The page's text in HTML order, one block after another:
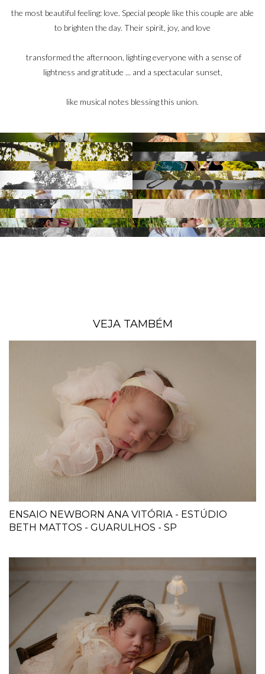
the most beautiful feeling: love. Special people like this couple are able
to brighten the day. Their spirit, joy, and love
transformed the afternoon, lighting everyone with a sense of
lightness and gratitude ... and a spectacular sunset,
like musical notes blessing this union.
VEJA TAMBÉM
ENSAIO NEWBORN ANA VITÓRIA - ESTÚDIO
BETH MATTOS - GUARULHOS - SP